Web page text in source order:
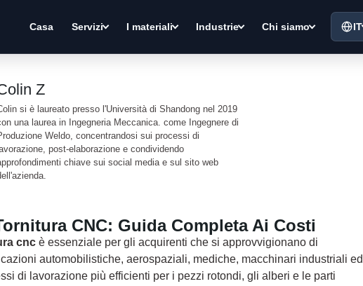
Casa Servizi I materiali Industrie Chi siamo IT
Z
si è laureato presso l'Università di Shandong nel 2019
una laurea in Ingegneria Meccanica. come Ingegnere di
Weldo, concentrandosi sui processi di
post-elaborazione e condividendo
chiave sui social media e sul sito web
CNC: Guida Completa Ai Costi
cnc è essenziale per gli acquirenti che si approvvigionano di
automobilistiche, aerospaziali, mediche, macchinari industriali ed
di lavorazione più efficienti per i pezzi rotondi, gli alberi e le parti